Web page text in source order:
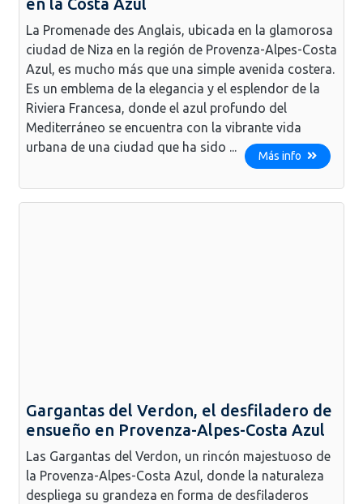
La Promenade des Anglais, ubicada en la glamorosa
ciudad de Niza en la región de Provenza-Alpes-Costa
Azul, es mucho más que una simple avenida costera.
Es un emblema de la elegancia y el esplendor de la
Riviera Francesa, donde el azul profundo del
Mediterráneo se encuentra con la vibrante vida
urbana de una ciudad que ha sido ...
Más info
Gargantas del Verdon, el desfiladero de
ensueño en Provenza-Alpes-Costa Azul
Las Gargantas del Verdon, un rincón majestuoso de
la Provenza-Alpes-Costa Azul, donde la naturaleza
despliega su grandeza en forma de desfiladeros